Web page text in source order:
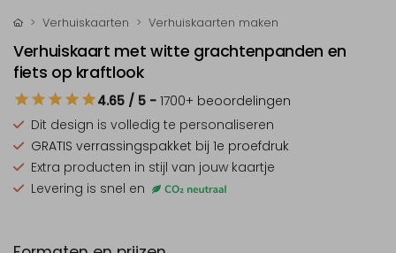
Verhuiskaarten Verhuiskaarten maken
Verhuiskaart met witte grachtenpanden en
fiets op kraftlook
4.65 / 5 - 1700+ beoordelingen
Dit design is volledig te personaliseren
GRATIS verrassingspakket bij 1e proefdruk
Extra producten in stijl van jouw kaartje
Levering is snel en